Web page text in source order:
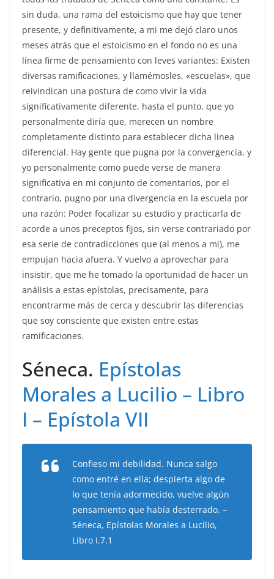
sin duda, una rama del estoicismo que hay que tener
presente, y definitivamente, a mi me dejó claro unos
meses atrás que el estoicismo en el fondo no es una
línea firme de pensamiento con leves variantes: Existen
diversas ramificaciones, y llamémosles, «escuelas», que
reivindican una postura de como vivir la vida
significativamente diferente, hasta el punto, que yo
personalmente diría que, merecen un nombre
completamente distinto para establecer dicha linea
diferencial. Hay gente que pugna por la convergencia, y
yo personalmente como puede verse de manera
significativa en mi conjunto de comentarios, por el
contrario, pugno por una divergencia en la escuela por
una razón: Poder focalizar su estudio y practicarla de
acorde a unos preceptos fijos, sin verse contrariado por
esa serie de contradicciones que (al menos a mi), me
empujan hacia afuera. Y vuelvo a aprovechar para
insistir, que me he tomado la oportunidad de hacer un
análisis a estas epístolas, precisamente, para
encontrarme más de cerca y descubrir las diferencias
que soy consciente que existen entre estas
ramificaciones.
Séneca. Epístolas
Morales a Lucilio – Libro
I – Epístola VII
Confieso mi debilidad. Nunca salgo
como entré en ella; despierta algo de
lo que tenía adormecido, vuelve algún
pensamiento que había desterrado. –
Séneca, Epístolas Morales a Lucilio,
Libro I.7.1